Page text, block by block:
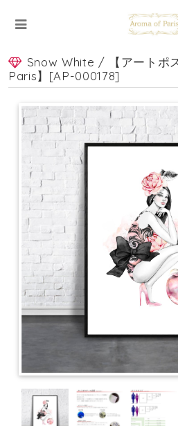
Snow White / 【アートポ
Paris】[AP-000178]